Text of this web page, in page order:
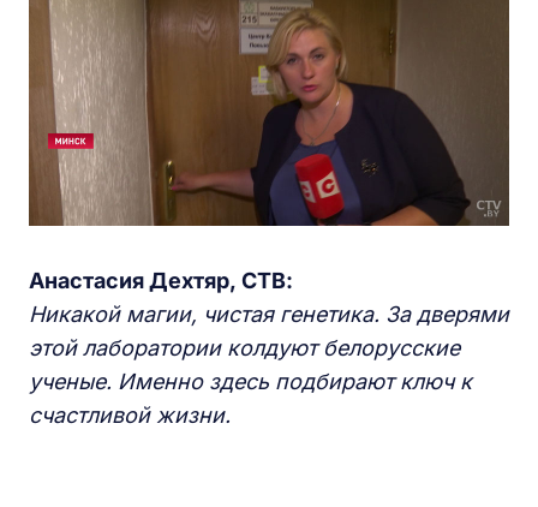
Анастасия Дехтяр, СТВ:
Никакой магии, чистая генетика. За дверями
этой лаборатории колдуют белорусские
ученые. Именно здесь подбирают ключ к
счастливой жизни.